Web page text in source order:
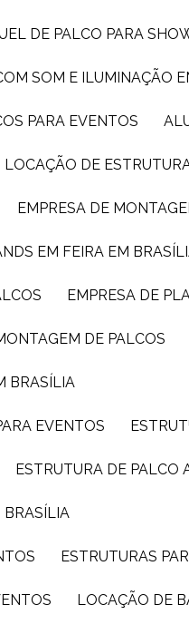
DE PALCO PARA
SOM E ILUMINAÇÃO
PARA EVENTOS
LOCAÇÃO DE
EMPRESA DE
EM FEIRA EM
EMPRESA DE
DE PALCOS
BRASÍLIA
EVENTOS
ESTRUTURA DE
BRASÍLIA
ESTRUTURAS
LOCAÇÃO DE